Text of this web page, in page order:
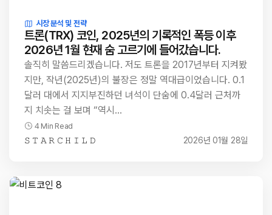
시장 분석 및 전략
트론(TRX) 코인, 2025년의 기록적인 폭등 이후
2026년 1월 현재 숨 고르기에 들어갔습니다.
솔직히 말씀드리겠습니다. 저도 트론을 2017년부터 지켜봤
지만, 작년(2025년)의 불장은 정말 역대급이었습니다. 0.1
달러 대에서 지지부진하던 녀석이 단숨에 0.4달러 근처까
지 치솟는 걸 보며 “역시…
4 Min Read
𝚂 𝚃 𝙰 𝚁 𝙲 𝙷 𝙸 𝙻 𝙳 2026년 01월 28일